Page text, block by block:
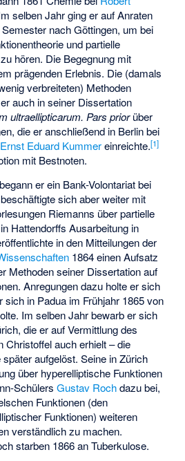
selben Jahr ging er auf Anraten
nach Göttingen, um bei
und partielle
hören. Die Begegnung mit
prägenden Erlebnis. Die (damals
verbreiteten) Methoden
auch in seiner Dissertation
ultraellipticarum. Pars priorüber
die er anschließend in Berlin bei
Ernst Eduard Kummereinreichte.[1]
mit Bestnoten.
er ein Bank-Volontariat bei
sich aber weiter mit
Riemanns über partielle
Hattendorffs Ausarbeitung in
in den Mitteilungen der
1864 einen Aufsatz
Methoden seiner Dissertation auf
Anregungen dazu holte er sich
sich in Padua im Frühjahr 1865 von
Im selben Jahr bewarb er sich
die er auf Vermittlung des
Christoffel auch erhielt – die
aufgelöst. Seine in Zürich
über hyperelliptische Funktionen
SchülersGustav Rochdazu bei,
Funktionen (den
Funktionen) weiteren
verständlich zu machen.
starben 1866 an Tuberkulose.